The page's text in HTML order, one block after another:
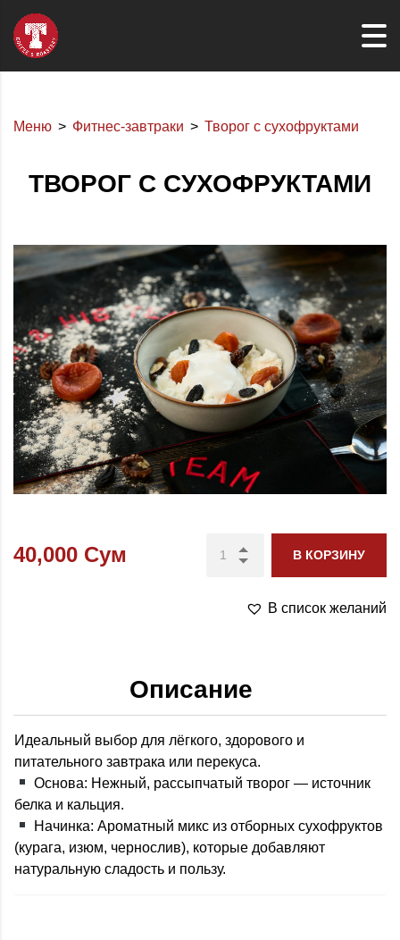
Меню Фитнес-завтраки Творог с сухофруктами
ТВОРОГ С СУХОФРУКТАМИ
40,000 Сум В КОРЗИНУ
В список желаний
Описание
Идеальный выбор для лёгкого, здорового и
питательного завтрака или перекуса.
Основа: Нежный, рассыпчатый творог — источник
белка и кальция.
Начинка: Ароматный микс из отборных сухофруктов
(курага, изюм, чернослив), которые добавляют
натуральную сладость и пользу.